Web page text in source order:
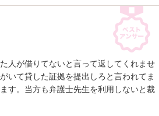
人が借りてないと言って返してくれませ
いて貸した証拠を提出しろと言われてま
す。当方も弁護士先生を利用しないと裁